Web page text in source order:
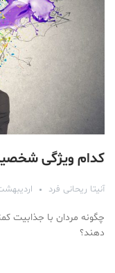
کدام ویژگی
آنیتا ریحانی فرد اردیبهشت ۶,
چگونه مردان با جذابیت
دهند؟